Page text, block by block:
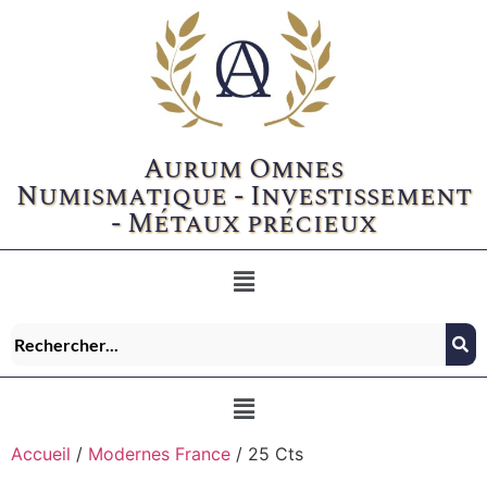
Aurum Omnes
Numismatique - Investissement
- Métaux précieux
Accueil / Modernes France / 25 Cts